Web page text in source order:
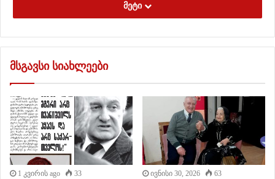
მეტი
მსგავსი სიახლეები
1 კვირის ago 33 ივნისი 30, 2026 63